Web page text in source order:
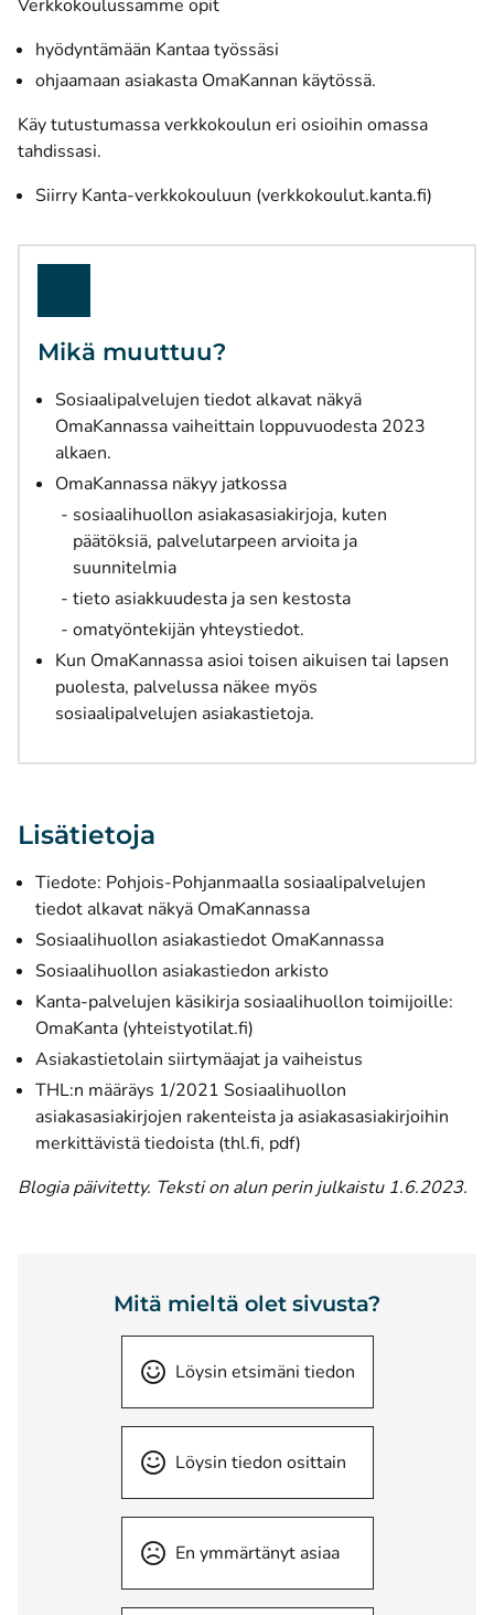
Verkkokoulussamme opit
hyödyntämään Kantaa työssäsi
ohjaamaan asiakasta OmaKannan käytössä.
Käy tutustumassa verkkokoulun eri osioihin omassa
tahdissasi.
Siirry Kanta-verkkokouluun (verkkokoulut.kanta.fi)
Mikä muuttuu?
Sosiaalipalvelujen tiedot alkavat näkyä
OmaKannassa vaiheittain loppuvuodesta 2023
alkaen.
OmaKannassa näkyy jatkossa
sosiaalihuollon asiakasasiakirjoja, kuten
päätöksiä, palvelutarpeen arvioita ja
suunnitelmia
tieto asiakkuudesta ja sen kestosta
omatyöntekijän yhteystiedot.
Kun OmaKannassa asioi toisen aikuisen tai lapsen
puolesta, palvelussa näkee myös
sosiaalipalvelujen asiakastietoja.
Lisätietoja
Tiedote: Pohjois-Pohjanmaalla sosiaalipalvelujen
tiedot alkavat näkyä OmaKannassa
Sosiaalihuollon asiakastiedot OmaKannassa
Sosiaalihuollon asiakastiedon arkisto
Kanta-palvelujen käsikirja sosiaalihuollon toimijoille:
OmaKanta (yhteistyotilat.fi)
Asiakastietolain siirtymäajat ja vaiheistus
THL:n määräys 1/2021 Sosiaalihuollon
asiakasasiakirjojen rakenteista ja asiakasasiakirjoihin
merkittävistä tiedoista (thl.fi, pdf)
Blogia päivitetty. Teksti on alun perin julkaistu 1.6.2023.
Mitä mieltä olet sivusta?
Löysin etsimäni tiedon
Löysin tiedon osittain
En ymmärtänyt asiaa